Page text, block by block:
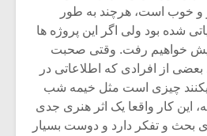
و خوب است، هرچند به طور
شده بود ولی اگر این پروژه ها
پیش خواهیم رفت. وقتی صحبت
از افرادی که اطلاعاتی در
میکنند چیزی است مثل خیمه شب
این کار واقعا یک اثر هنری جدی
بحث و تفکر دارد و دوست بسیار